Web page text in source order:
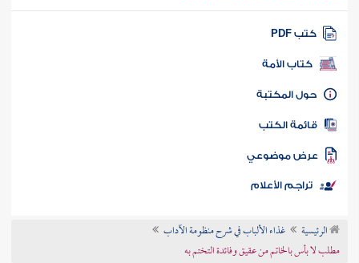
كتب PDF
كتاب الأمة
المكتبة
الكتب
موضوعي
تراجم الأعلام
الرئيسية
غذاء الألباب في شرح منظومة الآداب
مطلب لا بأس بالخاتم من عقيق وفائدة التختم به